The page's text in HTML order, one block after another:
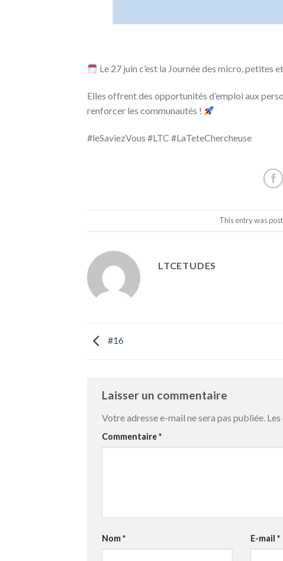
Le 27 juin c’est la Journée des micro, petites
Elles offrent des opportunités d’emploi aux
renforcer les communautés !
#leSaviezVous #LTC #LaTeteChercheuse
This entry was
LTCETUDES
#16
Laisser un commentaire
Votre adresse e-mail ne sera pas publiée.
Commentaire*
Nom* E-mail *